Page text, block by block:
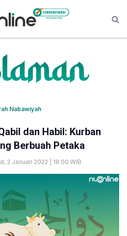
Nabawiyah
dan Habil: Kurban
Berbuah Petaka
2 Januari 2022 | 18:00 WIB